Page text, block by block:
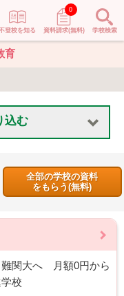
登校を知る 資料請求(無料)
0
学校検索
育
込む
全部の学校の資料
をもらう(無料)
難関大へ 月額0円から
校